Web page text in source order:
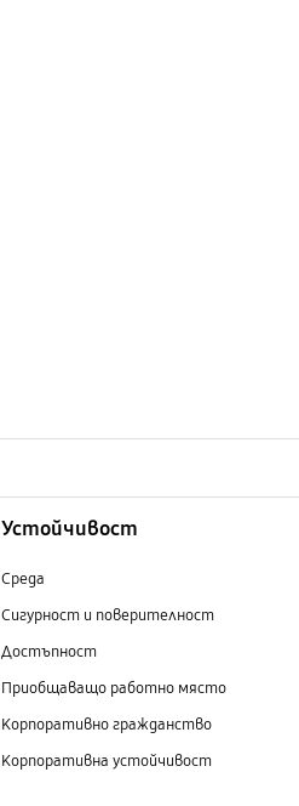
Устойчивост
Среда
Сигурност и поверителност
Достъпност
Приобщаващо работно място
Корпоративно гражданство
Корпоративна устойчивост